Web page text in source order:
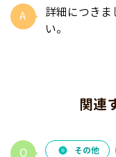
詳細につきま
い。
関連
その他